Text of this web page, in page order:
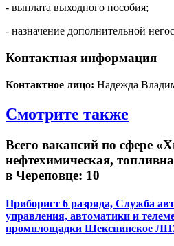
- выплата выходного пособия;
- назначение дополнительной
Контактная информация
Контактное лицо: Надежда
Смотрите также
Всего вакансий по сфере
нефтехимическая,
в Череповце: 10
Приборист 6 разряда, Служба
управления, автоматики и
промплощадки Шекснинское